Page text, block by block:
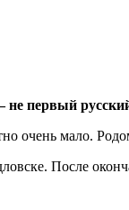
первый
очень мало.
После